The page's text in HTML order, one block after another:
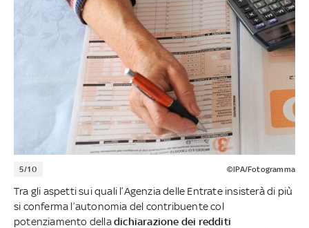
5/10 ©IPA/Fotogramma
Tra gli aspetti sui quali l’Agenzia delle Entrate insisterà di più
si conferma l’autonomia del contribuente col
potenziamento delladichiarazione dei redditi